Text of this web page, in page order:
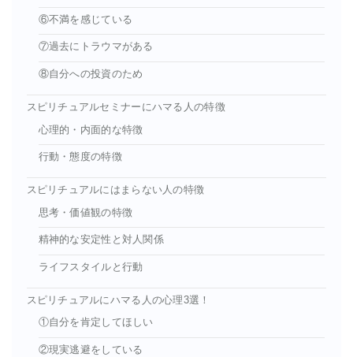
⑥不満を感じている
⑦過去にトラウマがある
⑧自分への投資のため
スピリチュアルセミナーにハマる人の特徴
心理的・内面的な特徴
行動・態度の特徴
スピリチュアルにはまらない人の特徴
思考・価値観の特徴
精神的な安定性と対人関係
ライフスタイルと行動
スピリチュアルにハマる人の心理3選！
①自分を肯定してほしい
②現実逃避をしている